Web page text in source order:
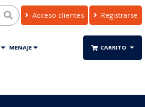
Acceso clientes Registrarse
MENAJE CARRITO